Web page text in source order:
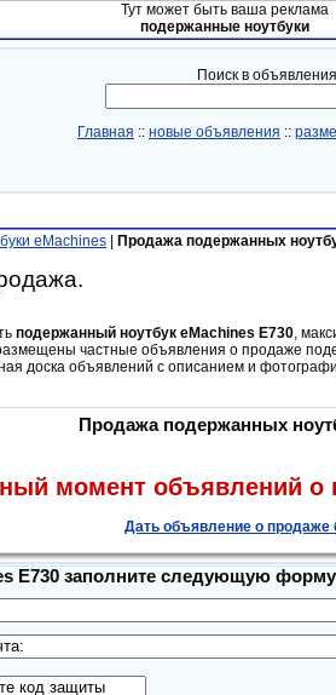
Тут может быть ваша реклама
подержанные ноутбуки
Поиск в
Главная :: новые объявления ::
eMachines Продажа подержанных
подержанный ноутбук eMachines E730,
частные объявления о продаже
доска объявлений с описанием и
Продажа подержанных
момент объявлений о
Дать объявление о продаже
E730 заполните следующую